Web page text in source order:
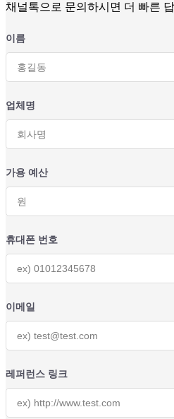
채널톡으로 문의하시면 더 빠른
이름
업체명
가용 예산
휴대폰 번호
이메일
레퍼런스 링크